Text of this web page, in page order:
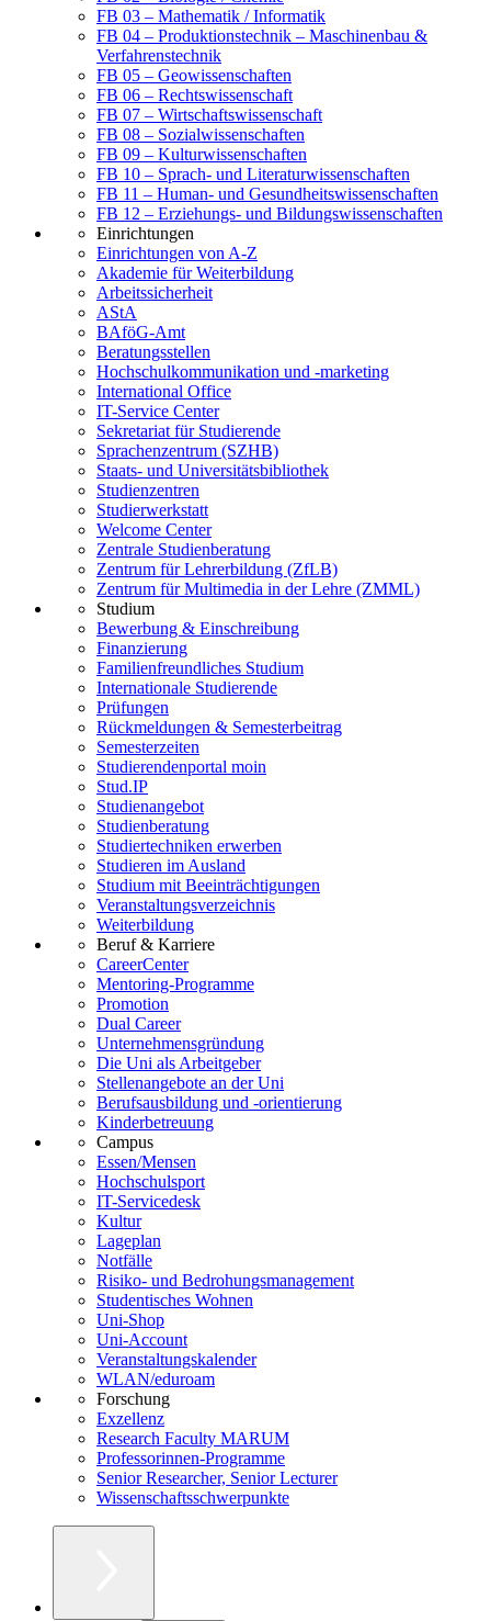
FB 03 – Mathematik / Informatik
FB 04 – Produktionstechnik – Maschinenbau &
Verfahrenstechnik
FB 05 – Geowissenschaften
FB 06 – Rechtswissenschaft
FB 07 – Wirtschaftswissenschaft
FB 08 – Sozialwissenschaften
FB 09 – Kulturwissenschaften
FB 10 – Sprach- und Literaturwissenschaften
FB 11 – Human- und Gesundheitswissenschaften
FB 12 – Erziehungs- und Bildungswissenschaften
Einrichtungen
Einrichtungen von A-Z
Akademie für Weiterbildung
Arbeitssicherheit
AStA
BAföG-Amt
Beratungsstellen
Hochschulkommunikation und -marketing
International Office
IT-Service Center
Sekretariat für Studierende
Sprachenzentrum (SZHB)
Staats- und Universitätsbibliothek
Studienzentren
Studierwerkstatt
Welcome Center
Zentrale Studienberatung
Zentrum für Lehrerbildung (ZfLB)
Zentrum für Multimedia in der Lehre (ZMML)
Studium
Bewerbung & Einschreibung
Finanzierung
Familienfreundliches Studium
Internationale Studierende
Prüfungen
Rückmeldungen & Semesterbeitrag
Semesterzeiten
Studierendenportal moin
Stud.IP
Studienangebot
Studienberatung
Studiertechniken erwerben
Studieren im Ausland
Studium mit Beeinträchtigungen
Veranstaltungsverzeichnis
Weiterbildung
Beruf & Karriere
CareerCenter
Mentoring-Programme
Promotion
Dual Career
Unternehmensgründung
Die Uni als Arbeitgeber
Stellenangebote an der Uni
Berufsausbildung und -orientierung
Kinderbetreuung
Campus
Essen/Mensen
Hochschulsport
IT-Servicedesk
Kultur
Lageplan
Notfälle
Risiko- und Bedrohungsmanagement
Studentisches Wohnen
Uni-Shop
Uni-Account
Veranstaltungskalender
WLAN/eduroam
Forschung
Exzellenz
Research Faculty MARUM
Professorinnen-Programme
Senior Researcher, Senior Lecturer
Wissenschaftsschwerpunkte